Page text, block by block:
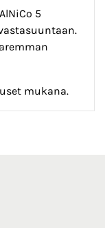
5
mukana.